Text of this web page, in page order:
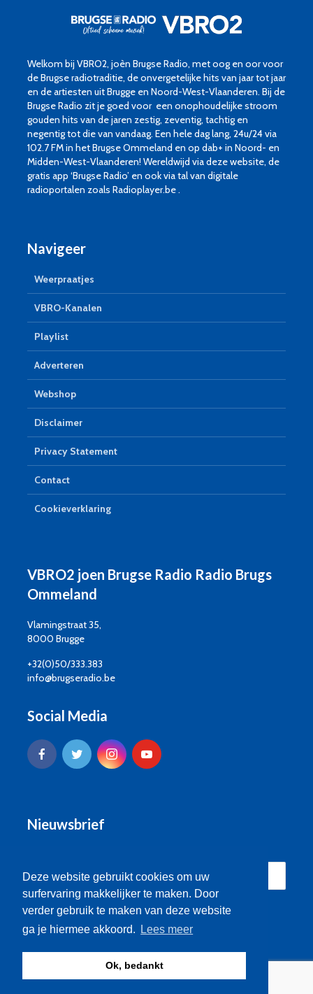
Deze website gebruikt cookies om uw
surfervaring makkelijker te maken. Door
verder gebruik te maken van deze website
ga je hiermee akkoord.
Lees meer
Ok, bedankt
Welkom bij VBRO2, joèn Brugse Radio, met oog en oor voor
de Brugse radiotraditie, de onvergetelijke hits van jaar tot jaar
en de artiesten uit Brugge en Noord-West-Vlaanderen. Bij de
Brugse Radio zit je goed voor een onophoudelijke stroom
gouden hits van de jaren zestig, zeventig, tachtig en
negentig tot die van vandaag. Een hele dag lang, 24u/24 via
102.7 FM in het Brugse Ommeland en op dab+ in Noord- en
Midden-West-Vlaanderen! Wereldwijd via deze website, de
gratis app ‘Brugse Radio’ en ook via tal van digitale
radioportalen zoals Radioplayer.be .
Navigeer
Weerpraatjes
VBRO-Kanalen
Playlist
Adverteren
Webshop
Disclaimer
Privacy Statement
Contact
Cookieverklaring
VBRO2 joen Brugse Radio Radio Brugs
Ommeland
Vlamingstraat 35,
8000 Brugge
+32(0)50/333.383
info@brugseradio.be
Social Media
Nieuwsbrief
© Brugse Radio 2026